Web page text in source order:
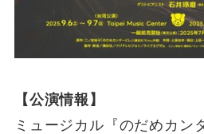
【公演情報】
ミュージカル『のだめカン